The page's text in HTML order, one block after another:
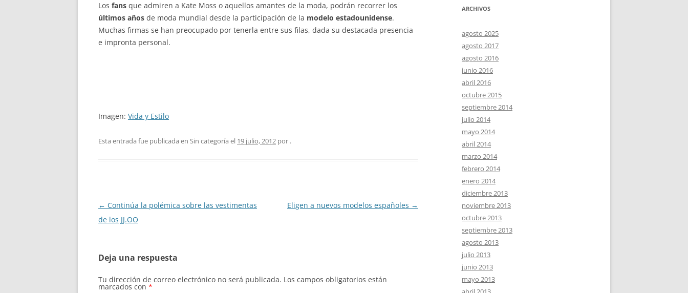
Los fans que admiren a Kate Moss o aquellos amantes de la moda, podrán recorrer los
últimos años de moda mundial desde la participación de la modelo estadounidense.
Muchas firmas se han preocupado por tenerla entre sus filas, dada su destacada presencia
e impronta personal.
Imagen: Vida y Estilo
Esta entrada fue publicada en Sin categoría el 19 julio, 2012 por .
Navegación
de
← Continúa la polémica sobre las vestimentas
de los JJ.OO
Eligen a nuevos modelos españoles →
Deja una respuesta
Tu dirección de correo electrónico no será publicada. Los campos obligatorios están
marcados con *
ARCHIVOS
agosto 2025
agosto 2017
agosto 2016
junio 2016
abril 2016
octubre 2015
septiembre 2014
julio 2014
mayo 2014
abril 2014
marzo 2014
febrero 2014
enero 2014
diciembre 2013
noviembre 2013
octubre 2013
septiembre 2013
agosto 2013
julio 2013
junio 2013
mayo 2013